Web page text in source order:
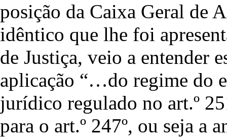
posição da Caixa Geral de
idêntico que lhe foi
de Justiça, veio a entender
aplicação “…do regime do
jurídico regulado no art.º
para o art.º 247º, ou seja a